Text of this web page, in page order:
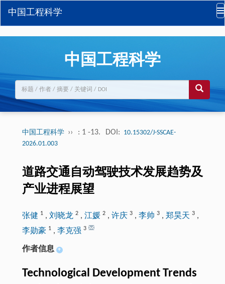
中国工程科学
中国工程科学
中国工程科学 ›› : 1 -13. DOI: 10.15302/J-SSCAE-
2026.01.003
道路交通自动驾驶技术发展趋势及
产业进程展望
张健 1, 刘晓龙 2, 江媛 2, 许庆 3, 李帅 3, 郑昊天 3,
李勋豪 1, 李克强 3
作者信息 +
Technological Development Trends